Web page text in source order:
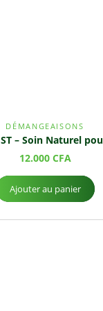
DÉMANGEAISONS
12.000 CFA
Ajouter au panier